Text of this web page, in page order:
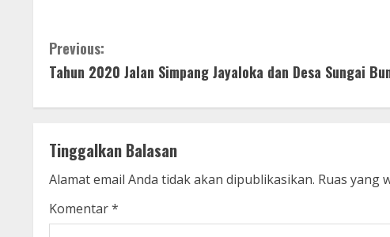
C
o
n
t
i
n
Previous:
Tahun 2020 Jalan Simpang Jayaloka dan Desa Sungai
Tinggalkan Balasan
Alamat email Anda tidak akan dipublikasikan. Ruas yang
Komentar*